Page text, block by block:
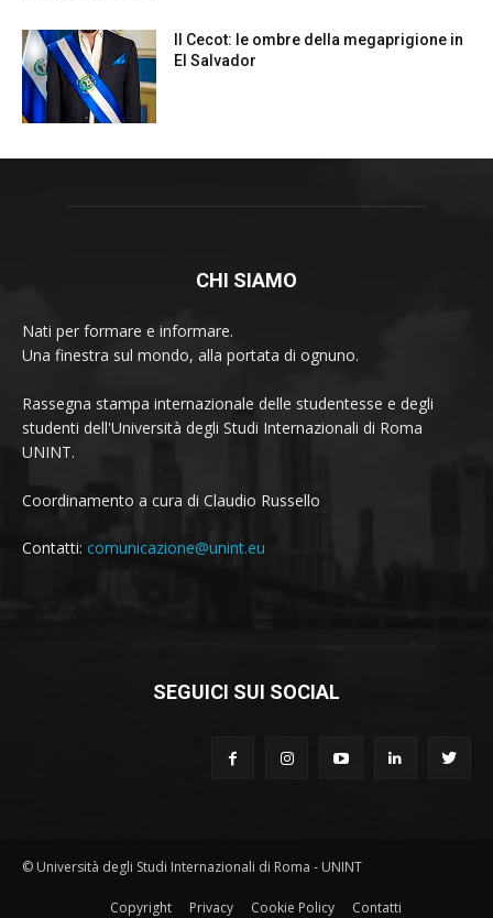
CHI SIAMO
Nati per formare e informare.
Una finestra sul mondo, alla portata di ognuno.
Rassegna stampa internazionale delle studentesse e degli
studenti dell'Università degli Studi Internazionali di Roma
UNINT.
Coordinamento a cura di Claudio Russello
Contatti: comunicazione@unint.eu
SEGUICI SUI SOCIAL
© Università degli Studi Internazionali di Roma - UNINT
Copyright Privacy Cookie Policy Contatti